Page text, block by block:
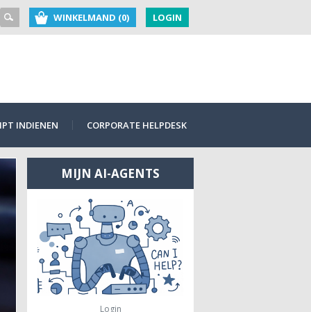
WINKELMAND (0) LOGIN
INDIENEN CORPORATE HELPDESK
MIJN AI-AGENTS
Login